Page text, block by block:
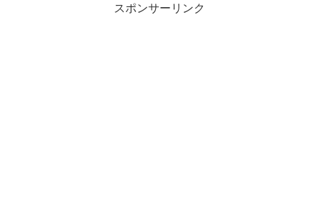
スポンサーリンク